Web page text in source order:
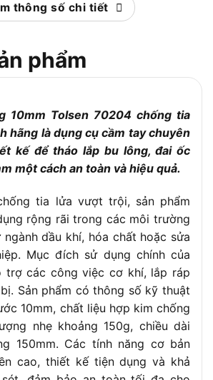
khóa vòng (ring spanner), hai đầu
hoặc tòe đầu khi sử dụng
chrome sáng bóng, chống ăn mòn và
đầu vòng, tay cầm mỏng, chắc chắn,
hợp không gian hẹp
tháo bu lông, đai ốc trong cơ khí, sửa
xe, máy móc
Dài khoảng 150-160mm, dày khoảng 8-
(dựa trên các model tương tự)
50-70g (dựa trên các chìa khóa
10mm tương tự)
Quốc (theo tiêu chuẩn chất lượng
Châu Âu của Tolsen)
ứng các tiêu chuẩn kiểm soát chất
nghiêm ngặt của Tolsen
thông số chi tiết
phẩm
10mm Tolsen 70204 chống tia
hãng là dụng cụ cầm tay chuyên
kế để tháo lắp bu lông, đai ốc
một cách an toàn và hiệu quả.
tia lửa vượt trội, sản phẩm
rộng rãi trong các môi trường
dầu khí, hóa chất hoặc sửa
Mục đích sử dụng chính của
trợ các công việc cơ khí, lắp ráp
Sản phẩm có thông số kỹ thuật
10mm, chất liệu hợp kim chống
nhẹ khoảng 150g, chiều dài
150mm. Các tính năng cơ bản
cao, thiết kế tiện dụng và khả